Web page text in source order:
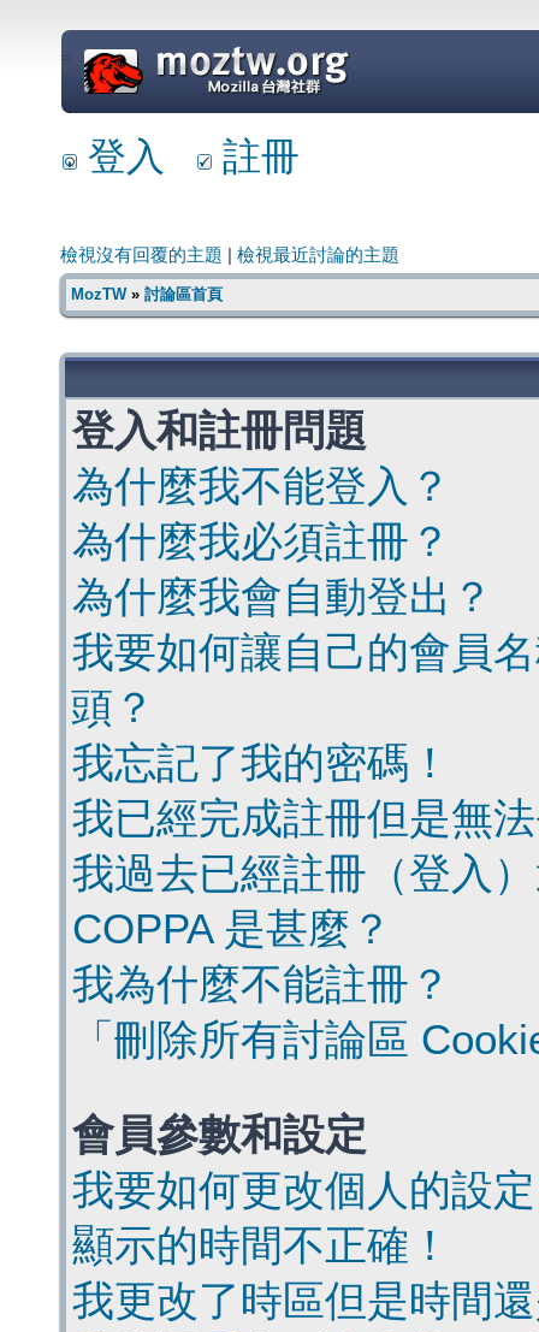
=
登入 註冊
檢視沒有回覆的主題 檢視最近討論的主題
MozTW» 討論區首頁
登入和註冊問題
為什麼我不能登入？
為什麼我必須註冊？
為什麼我會自動登出？
我要如何讓自己的會員
頭？
我忘記了我的密碼！
我已經完成註冊但是無
我過去已經註冊（登入
COPPA 是甚麼？
我為什麼不能註冊？
「刪除所有討論區
會員參數和設定
我要如何更改個人的設
顯示的時間不正確！
我更改了時區但是時間